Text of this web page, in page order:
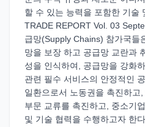
할 수 있는 능력을 포함한 기술
TRADE REPORT Vol. 03
급망(Supply Chains) 참가국들
망을 보장 하고 공급망 교란과
성을 인식하여, 공급망을 강화
관련 필수 서비스의 안정적인
일환으로서 노동권을 촉진하
부문 교류를 촉진하고, 중소기
및 기술 협력을 수행하고자 한